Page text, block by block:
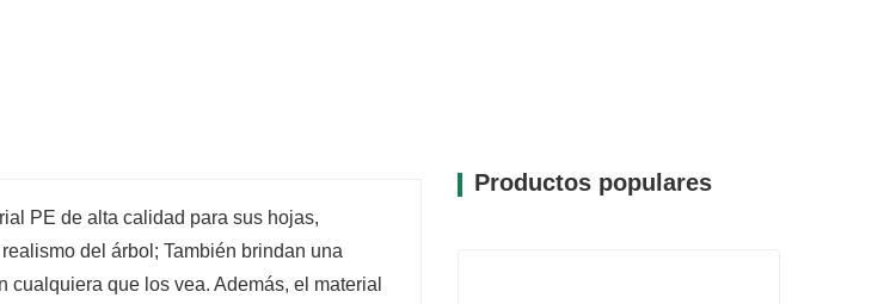
PE de alta calidad para sus hojas,
del árbol; También brindan una
que los vea. Además, el material
Productos populares